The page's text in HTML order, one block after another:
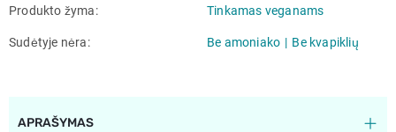
Produkto žyma Tinkamas veganams
Sudėtyje nėra Be amoniako Be kvapiklių
APRAŠYMAS